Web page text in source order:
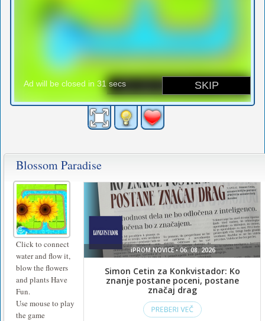
Blossom Paradise
Click to connect
water and flow it,
blow the flowers
and plants Have
Fun.
Use mouse to play
the game